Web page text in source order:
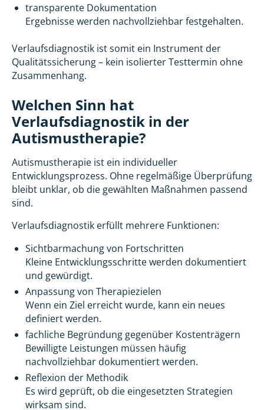
transparente Dokumentation
Ergebnisse werden nachvollziehbar festgehalten.
Verlaufsdiagnostik ist somit ein Instrument der
Qualitätssicherung – kein isolierter Testtermin ohne
Zusammenhang.
Welchen Sinn hat
Verlaufsdiagnostik in der
Autismustherapie?
Autismustherapie ist ein individueller
Entwicklungsprozess. Ohne regelmäßige Überprüfung
bleibt unklar, ob die gewählten Maßnahmen passend
sind.
Verlaufsdiagnostik erfüllt mehrere Funktionen:
Sichtbarmachung von Fortschritten
Kleine Entwicklungsschritte werden dokumentiert
und gewürdigt.
Anpassung von Therapiezielen
Wenn ein Ziel erreicht wurde, kann ein neues
definiert werden.
fachliche Begründung gegenüber Kostenträgern
Bewilligte Leistungen müssen häufig
nachvollziehbar dokumentiert werden.
Reflexion der Methodik
Es wird geprüft, ob die eingesetzten Strategien
wirksam sind.